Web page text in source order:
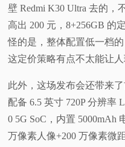
壁 Redmi K30 Ultra 去的，
高出 200 元，8+256GB 的
怪的是，整体配置低一档的
这定价策略有点不太能让人
此外，这场发布会还带来了
配备 6.5 英寸 720P 分辨率
0 5G SoC，内置 5000mAh
万像素人像+200 万像素微